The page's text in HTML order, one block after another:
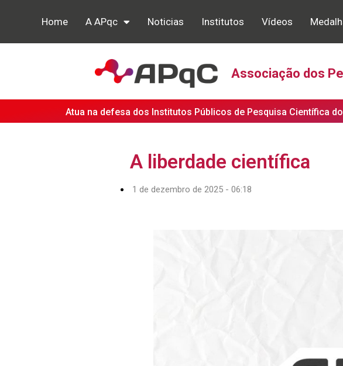
Home A APqc Noticias Institutos Vídeos
Associação dos
Atua na defesa dos Institutos Públicos de Pesquisa Científica
A liberdade científica
1 de dezembro de 2025 - 06:18